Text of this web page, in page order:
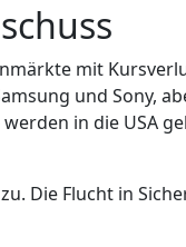
mit
und Sony,
in die USA
Die Flucht in